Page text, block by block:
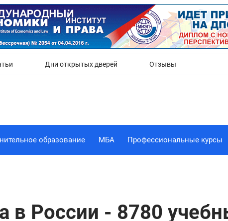
Дни открытых дверей Отзывы
образование МБА Профессиональные курсы
в России - 8780
Нет